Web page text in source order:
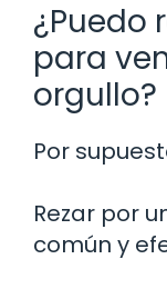
¿Puedo
para
orgullo?
Por
Rezar por
común y